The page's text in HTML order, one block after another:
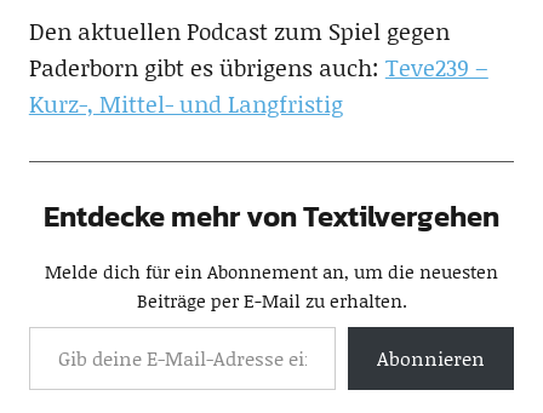
Den aktuellen Podcast zum Spiel gegen
Paderborn gibt es übrigens auch: Teve239 –
Kurz-, Mittel- und Langfristig
Entdecke mehr von Textilvergehen
Melde dich für ein Abonnement an, um die neuesten
Beiträge per E-Mail zu erhalten.
Abonnieren